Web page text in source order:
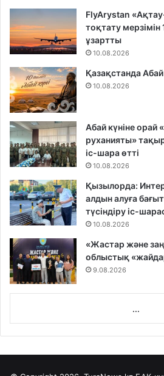
FlyArystan
тоқтату мерзімін
ұзартты
10.08.2026
Қазақстанда Абай
10.08.2026
Абай күніне орай
руханияты»
іс-шара өтті
10.08.2026
Қызылорда:
алдын алуға
түсіндіру іс-
10.08.2026
«Жастар және
облыстық
9.08.2026
...